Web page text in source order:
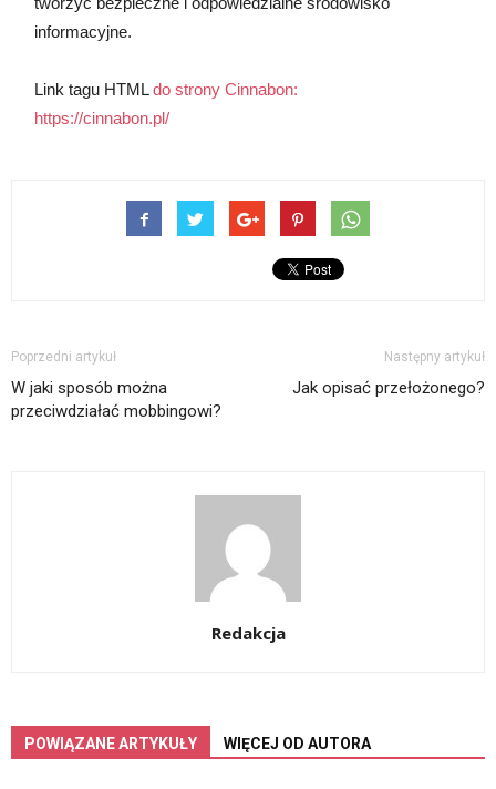
informacyjne.
Link tagu HTMLdo strony Cinnabon:
https://cinnabon.pl/
Poprzedni artykuł
W jaki sposób można
przeciwdziałać mobbingowi?
Następny artykuł
Jak opisać przełożonego?
Redakcja
POWIĄZANE ARTYKUŁY WIĘCEJ OD AUTORA